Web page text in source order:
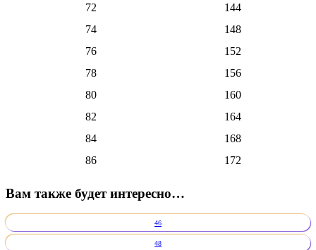
72
144
74
148
76
152
78
156
80
160
82
164
84
168
86
172
Вам также будет интересно…
46
48